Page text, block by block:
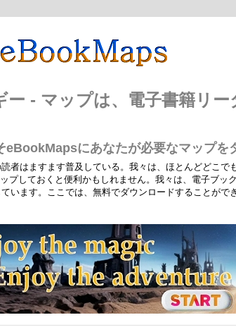
ー - マップは、電子書籍リ
eBookMapsにあなたが必要なマップを
者はますます普及している。我々は、ほとんどどこ
プしておくと便利かもしれません。我々は、電子ブッ
います。ここでは、無料でダウンロードすることがで